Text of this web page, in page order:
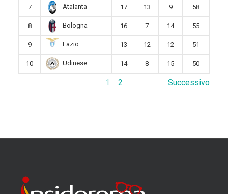
7 Atalanta 17 13 9 58
8 Bologna 16 7 14 55
9 Lazio 13 12 12 51
10 Udinese 14 8 15 50
1 2 Successivo